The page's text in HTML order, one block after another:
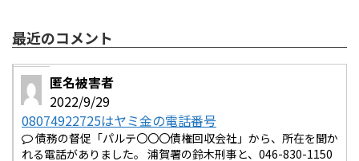
最近のコメント
匿名被害者
2022/9/29
08074922725はヤミ金の電話番号
債務の督促「パルテ〇〇〇債権回収会社」から、所在を聞か
れる電話がありました。 浦賀署の鈴木刑事と、046-830-1150